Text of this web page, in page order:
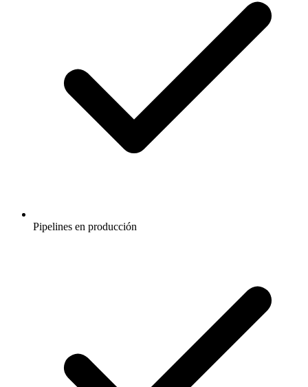
Pipelines en producción